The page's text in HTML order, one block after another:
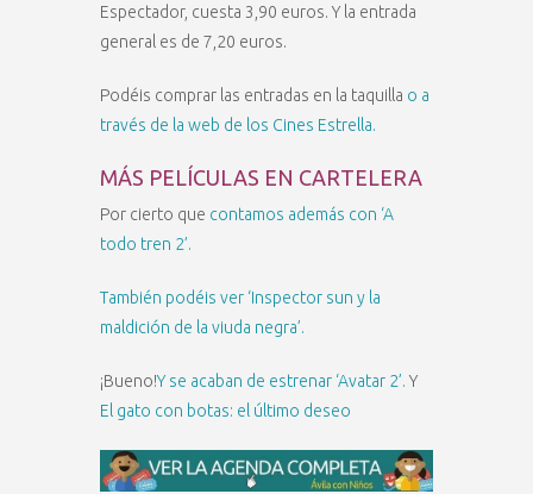
Espectador, cuesta 3,90 euros. Y la entrada
general es de 7,20 euros.
Podéis comprar las entradas en la taquilla o a
través de la web de los Cines Estrella.
MÁS PELÍCULAS EN CARTELERA
Por cierto que contamos además con ‘A
todo tren 2’.
También podéis ver ‘Inspector sun y la
maldición de la viuda negra’.
¡Bueno!Y se acaban de estrenar ‘Avatar 2’. Y
El gato con botas: el último deseo